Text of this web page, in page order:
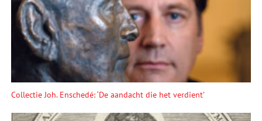
Collectie Joh. Enschedé: ‘De aandacht die het verdient’